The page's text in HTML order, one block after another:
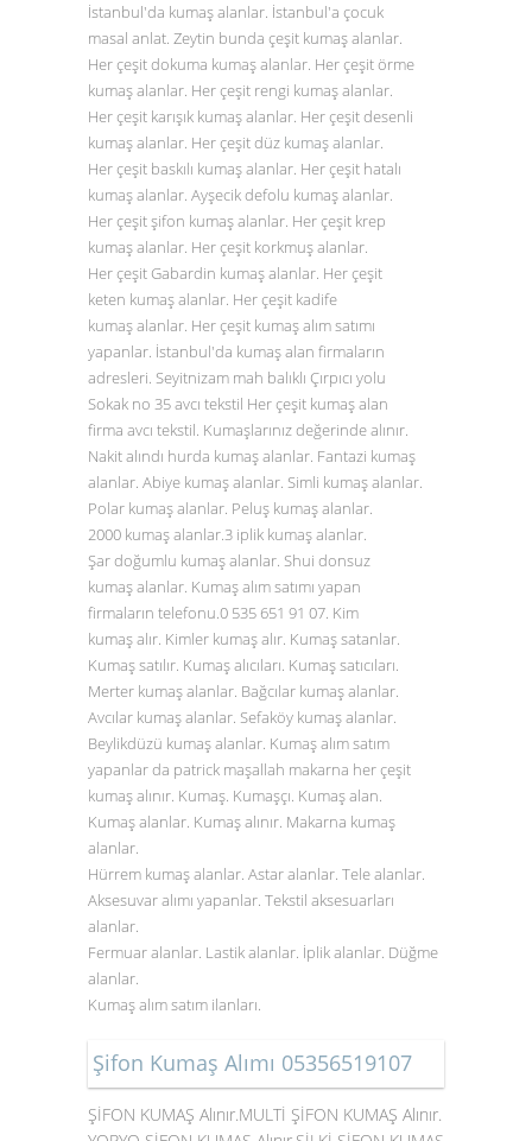
İstanbul'da kumaş alanlar. İstanbul'a çocuk
masal anlat. Zeytin bunda çeşit kumaş alanlar.
Her çeşit dokuma kumaş alanlar. Her çeşit örme
kumaş alanlar. Her çeşit rengi kumaş alanlar.
Her çeşit karışık kumaş alanlar. Her çeşit desenli
kumaş alanlar. Her çeşit düz kumaş alanlar.
Her çeşit baskılı kumaş alanlar. Her çeşit hatalı
kumaş alanlar. Ayşecik defolu kumaş alanlar.
Her çeşit şifon kumaş alanlar. Her çeşit krep
kumaş alanlar. Her çeşit korkmuş alanlar.
Her çeşit Gabardin kumaş alanlar. Her çeşit
keten kumaş alanlar. Her çeşit kadife
kumaş alanlar. Her çeşit kumaş alım satımı
yapanlar. İstanbul'da kumaş alan firmaların
adresleri. Seyitnizam mah balıklı Çırpıcı yolu
Sokak no 35 avcı tekstil Her çeşit kumaş alan
firma avcı tekstil. Kumaşlarınız değerinde alınır.
Nakit alındı hurda kumaş alanlar. Fantazi kumaş
alanlar. Abiye kumaş alanlar. Simli kumaş alanlar.
Polar kumaş alanlar. Peluş kumaş alanlar.
2000 kumaş alanlar.3 iplik kumaş alanlar.
Şar doğumlu kumaş alanlar. Shui donsuz
kumaş alanlar. Kumaş alım satımı yapan
firmaların telefonu.0 535 651 91 07. Kim
kumaş alır. Kimler kumaş alır. Kumaş satanlar.
Kumaş satılır. Kumaş alıcıları. Kumaş satıcıları.
Merter kumaş alanlar. Bağcılar kumaş alanlar.
Avcılar kumaş alanlar. Sefaköy kumaş alanlar.
Beylikdüzü kumaş alanlar. Kumaş alım satım
yapanlar da patrick maşallah makarna her çeşit
kumaş alınır. Kumaş. Kumaşçı. Kumaş alan.
Kumaş alanlar. Kumaş alınır. Makarna kumaş
alanlar.
Hürrem kumaş alanlar. Astar alanlar. Tele alanlar.
Aksesuvar alımı yapanlar. Tekstil aksesuarları
alanlar.
Fermuar alanlar. Lastik alanlar. İplik alanlar. Düğme
alanlar.
Kumaş alım satım ilanları.
Şifon Kumaş Alımı 05356519107
ŞİFON KUMAŞ Alınır.MULTİ ŞİFON KUMAŞ Alınır.